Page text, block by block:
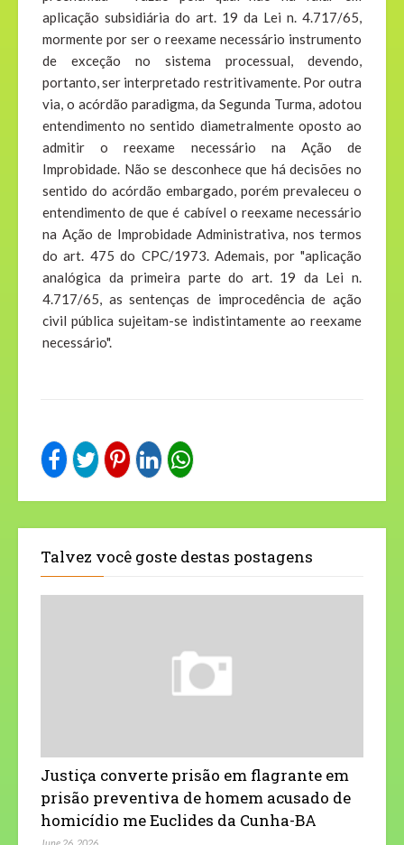
aplicação subsidiária do art. 19 da Lei n. 4.717/65,
mormente por ser o reexame necessário instrumento
de exceção no sistema processual, devendo,
portanto, ser interpretado restritivamente. Por outra
via, o acórdão paradigma, da Segunda Turma, adotou
entendimento no sentido diametralmente oposto ao
admitir o reexame necessário na Ação de
Improbidade. Não se desconhece que há decisões no
sentido do acórdão embargado, porém prevaleceu o
entendimento de que é cabível o reexame necessário
na Ação de Improbidade Administrativa, nos termos
do art. 475 do CPC/1973. Ademais, por "aplicação
analógica da primeira parte do art. 19 da Lei n.
4.717/65, as sentenças de improcedência de ação
civil pública sujeitam-se indistintamente ao reexame
necessário".
Talvez você goste destas postagens
Justiça converte prisão em flagrante em
prisão preventiva de homem acusado de
homicídio me Euclides da Cunha-BA